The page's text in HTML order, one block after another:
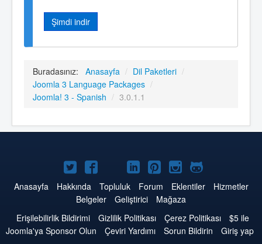
Şimdi indir
Buradasınız: Anasayfa / Dil Paketleri /
Joomla 3 Language Packages /
Joomla! 3 - Spanish / 3.0.1.1
Twitter'da
Joomla
Facebook'da
Joomla
YouTube'da
Joomla
LinkedIn'de
Joomla
Pinterest'de
Joomla
Instagram'da
Joomla
GitHub'da
Joomla
Anasayfa Hakkında Topluluk Forum Eklentiler
Hizmetler
Belgeler
Geliştirici
Mağaza
Erişilebilirlik Bildirimi
Gizlilik Politikası Çerez Politikası
$5 ile
Joomla'ya Sponsor Olun
Çeviri Yardımı Sorun Bildirin
Giriş yap